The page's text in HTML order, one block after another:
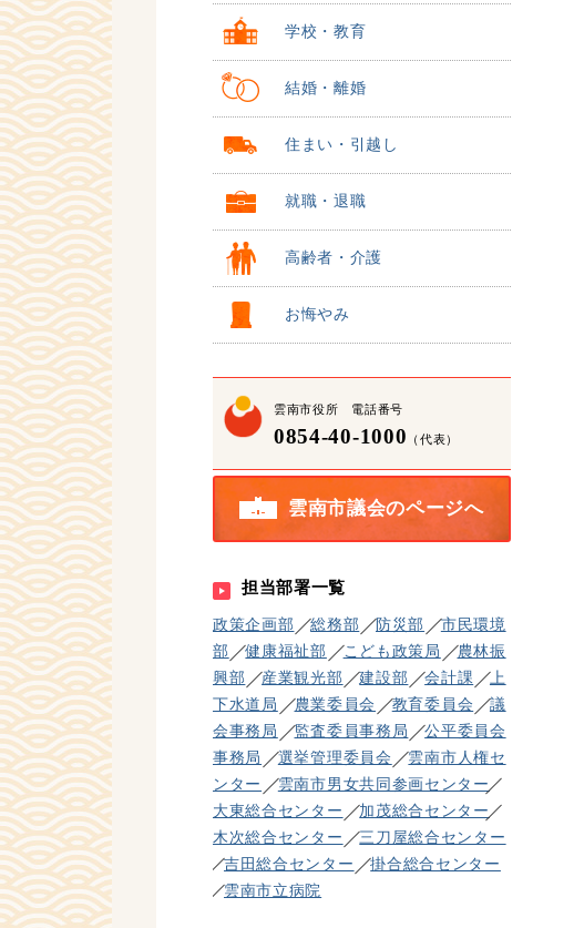
学校・教育
結婚・離婚
住まい・引越し
就職・退職
高齢者・介護
お悔やみ
雲南市役所 電話番号
0854-40-1000 （代表）
雲南市議会のページへ
担当部署一覧
政策企画部 総務部 防災部
市民環境
部
健康福祉部 こども政策局
農林振
興部
産業観光部 建設部 会計課
上
下水道局
農業委員会 教育委員会
議
会事務局
監査委員事務局
公平委員会
事務局
選挙管理委員会
雲南市人権セ
ンター
雲南市男女共同参画センター
大東総合センター
加茂総合センター
木次総合センター
三刀屋総合センター
吉田総合センター
掛合総合センター
雲南市立病院